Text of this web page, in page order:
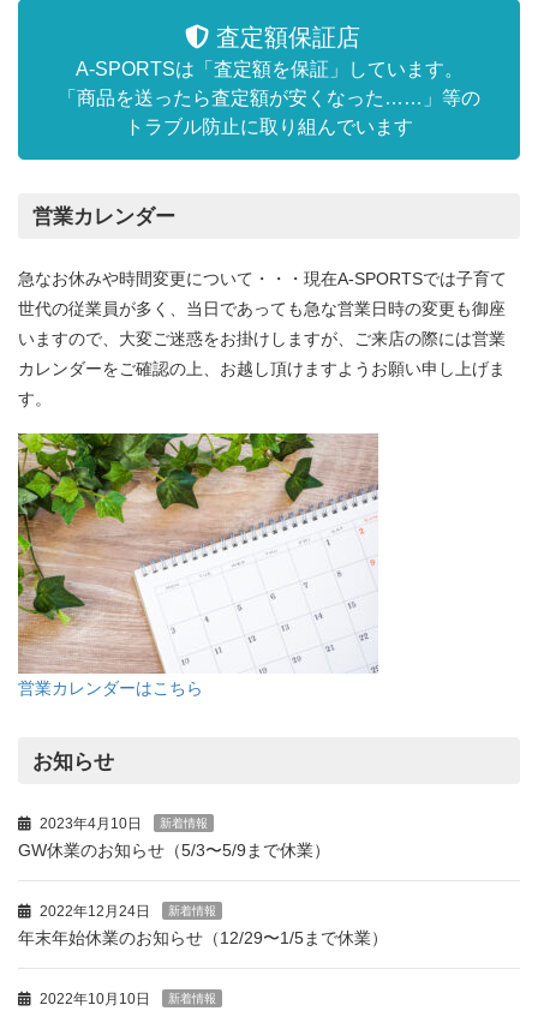
査定額保証店
A-SPORTSは「査定額を保証」しています。
「商品を送ったら査定額が安くなった……」等の
トラブル防止に取り組んでいます
営業カレンダー
急なお休みや時間変更について・・・現在A-SPORTSでは子育て
世代の従業員が多く、当日であっても急な営業日時の変更も御座
いますので、大変ご迷惑をお掛けしますが、ご来店の際には営業
カレンダーをご確認の上、お越し頂けますようお願い申し上げま
す。
営業カレンダーはこちら
お知らせ
2023年4月10日 新着情報
GW休業のお知らせ（5/3〜5/9まで休業）
2022年12月24日 新着情報
年末年始休業のお知らせ（12/29〜1/5まで休業）
2022年10月10日 新着情報